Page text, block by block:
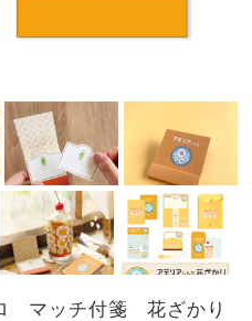
マッチ付箋 花ざかり